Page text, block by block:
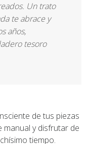
Un trato
te abrace y
años,
tesoro
de tus piezas
y disfrutar de
tiempo.